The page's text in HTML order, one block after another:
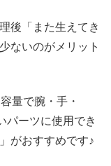
後「また生えてき
ないのがメリット
量で腕・手・
ーツに使用でき
がおすすめです♪